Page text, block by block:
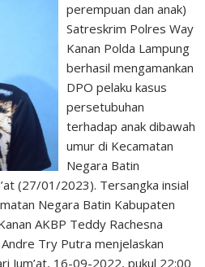
perempuan dan anak)
Satreskrim Polres Way
Kanan Polda Lampung
berhasil mengamankan
DPO pelaku kasus
persetubuhan
terhadap anak dibawah
umur di Kecamatan
Negara Batin
(27/01/2023). Tersangka insial
Negara Batin Kabupaten
AKBP Teddy Rachesna
Try Putra menjelaskan
Jum’at, 16-09-2022, pukul 22:00